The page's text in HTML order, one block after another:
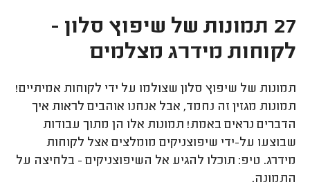
27 תמונות של שיפוץ סלון -
לקוחות מידרג מצלמים
תמונות של שיפוץ סלון שצולמו על ידי לקוחות אמיתיים!
תמונות מגזין זה נחמד, אבל אנחנו אוהבים לראות איך
הדברים נראים באמת! תמונות אלו הן מתוך עבודות
שבוצעו על-ידי שיפוצניקים מומלצים אצל לקוחות
מידרג. טיפ: תוכלו להגיע אל השיפוצניקים - בלחיצה על
התמונה.